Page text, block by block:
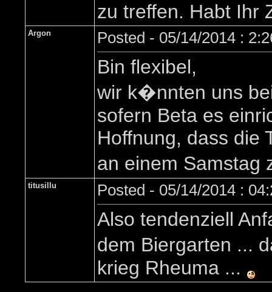
zu treffen. Habt Ihr
Argon Posted - 05/14/2014 :
Bin flexibel,
wir k�nnten uns
sofern Beta es
Hoffnung, dass die
an einem
titusillu Posted - 05/14/2014 :
Also tendenziell
dem Biergarten ...
krieg Rheuma ...